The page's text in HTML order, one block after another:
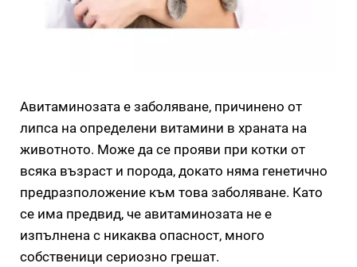
Авитаминозата е заболяване, причинено от
липса на определени витамини в храната на
животното. Може да се прояви при котки от
всяка възраст и порода, докато няма генетично
предразположение към това заболяване. Като
се има предвид, че авитаминозата не е
изпълнена с никаква опасност, много
собственици сериозно грешат.